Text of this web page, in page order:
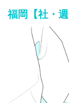
福岡【社・